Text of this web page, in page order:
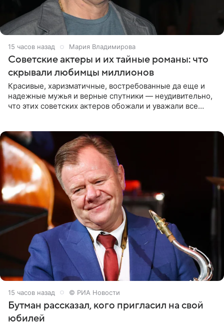
15 часов назад Мария Владимирова
Советские актеры и их тайные романы: что
скрывали любимцы миллионов
Красивые, харизматичные, востребованные да еще и
надежные мужья и верные спутники — неудивительно,
что этих советских актеров обожали и уважали все
15 часов назад © РИА Новости
Бутман рассказал, кого пригласил на свой
юбилей